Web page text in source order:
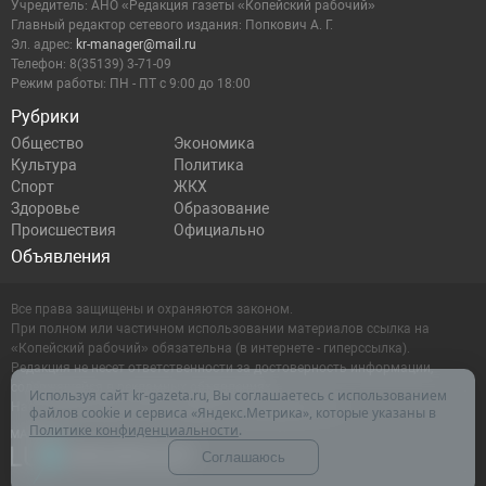
Рубрики
Общество
Экономика
Культура
Политика
Спорт
ЖКХ
Здоровье
Образование
Происшествия
Официально
Объявления
Учредитель: АНО «Редакция газеты «Копейский рабочий»
Главный редактор сетевого издания: Попкович А. Г.
Эл. адрес: kr-manager@mail.ru
Телефон: 8(35139) 3-71-09
Режим работы: ПН - ПТ с 9:00 до 18:00
Все права защищены и охраняются законом.
При полном или частичном использовании материалов ссылка на
«Копейский рабочий» обязательна (в интернете - гиперссылка).
Редакция не несет ответственности за достоверность информации,
содержащейся в рекламных объявлениях.
Настоящий ресурс может содержать материалы 16+
Используя сайт kr-gazeta.ru, Вы соглашаетесь с использованием
файлов cookie и сервиса «Яндекс.Метрика», которые указаны в
Политике конфиденциальности.
Соглашаюсь